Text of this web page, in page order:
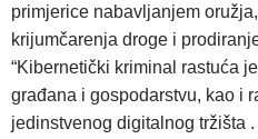
primjerice nabavljanjem
krijumčarenja droge i
“Kibernetički kriminal rastuća
građana i gospodarstvu, kao i
jedinstvenog digitalnog tržišta